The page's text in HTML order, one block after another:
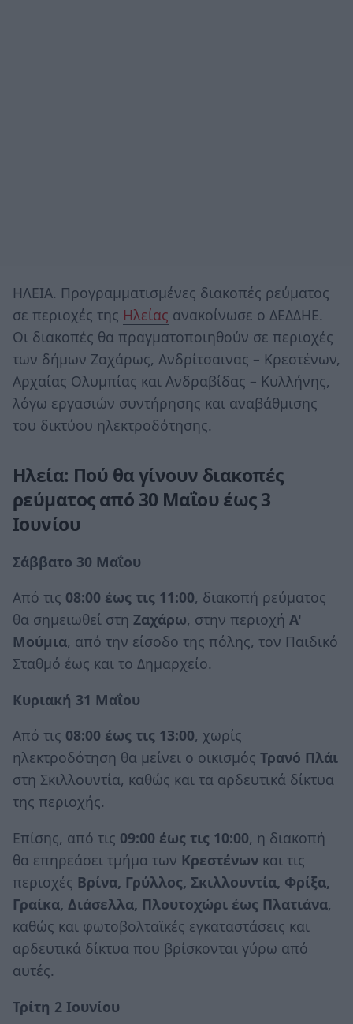
ΗΛΕΙΑ. Προγραμματισμένες διακοπές ρεύματος
σε περιοχές της Ηλείας ανακοίνωσε ο ΔΕΔΔΗΕ.
Οι διακοπές θα πραγματοποιηθούν σε περιοχές
των δήμων Ζαχάρως, Ανδρίτσαινας – Κρεστένων,
Αρχαίας Ολυμπίας και Ανδραβίδας – Κυλλήνης,
λόγω εργασιών συντήρησης και αναβάθμισης
του δικτύου ηλεκτροδότησης.
Ηλεία: Πού θα γίνουν διακοπές
ρεύματος από 30 Μαΐου έως 3
Ιουνίου
Σάββατο 30 Μαΐου
Από τις 08:00 έως τις 11:00, διακοπή ρεύματος
θα σημειωθεί στη Ζαχάρω, στην περιοχή Α'
Μούμια, από την είσοδο της πόλης, τον Παιδικό
Σταθμό έως και το Δημαρχείο.
Κυριακή 31 Μαΐου
Από τις 08:00 έως τις 13:00, χωρίς
ηλεκτροδότηση θα μείνει ο οικισμός Τρανό Πλάι
στη Σκιλλουντία, καθώς και τα αρδευτικά δίκτυα
της περιοχής.
Επίσης, από τις 09:00 έως τις 10:00, η διακοπή
θα επηρεάσει τμήμα των Κρεστένων και τις
περιοχές Βρίνα, Γρύλλος, Σκιλλουντία, Φρίξα,
Γραίκα, Διάσελλα, Πλουτοχώρι έως Πλατιάνα,
καθώς και φωτοβολταϊκές εγκαταστάσεις και
αρδευτικά δίκτυα που βρίσκονται γύρω από
αυτές.
Τρίτη 2 Ιουνίου